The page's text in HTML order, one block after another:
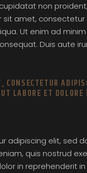
non
sit amet,
Ut enim ad
Duis aute
CONSECTETUR
LABORE ET
adipiscing elit, sed
quis nostrud
in reprehenderit